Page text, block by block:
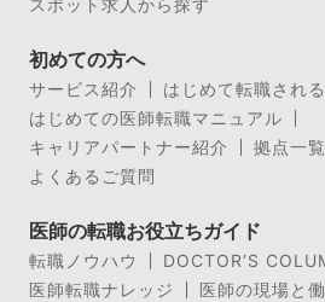
スポット求人から探す
初めての方へ
サービス紹介
はじめて転職され
はじめての医師転職マニュアル
キャリアパートナー紹介
拠点一覧
よくあるご質問
医師の転職お役立ちガイド
転職ノウハウ
DOCTOR’S
医師転職ナレッジ
医師の現場と